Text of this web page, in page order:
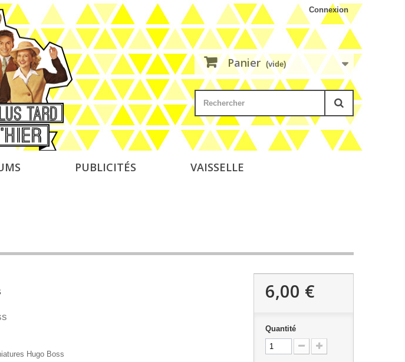
Connexion
Panier (vide)
PUBLICITÉS VAISSELLE
Hugo Boss
6,00 €
Quantité